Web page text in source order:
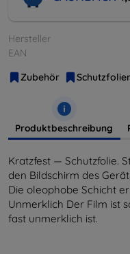
Hersteller
EAN
Zubehör
Produktbeschreibung
Kratzfest — Schutzfolie.
den Bildschirm des
Die oleophobe Schicht
Unmerklich Der Film ist
fast unmerklich ist.